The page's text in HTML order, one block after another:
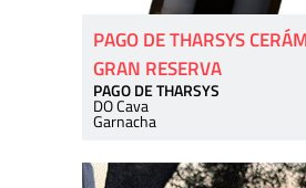
PAGO DE THARSYS
GRAN RESERVA
PAGO DE THARSYS
DO Cava
Garnacha